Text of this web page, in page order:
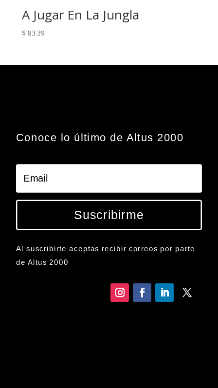
A Jugar En La Jungla
$ 83.39
Conoce lo último de Altus 2000
Suscribirme
Al suscribirte aceptas recibir correos por parte
de Altus 2000